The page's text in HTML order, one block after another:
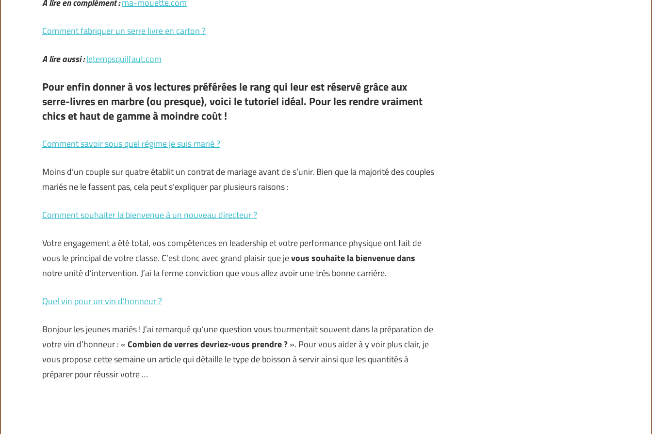
A lire en complément :ma-mouette.com
Comment fabriquer un serre livre en carton ?
A lire aussi :letempsquilfaut.com
Pour enfin donner à vos lectures préférées le rang qui leur est réservé grâce aux
serre-livres en marbre (ou presque), voici le tutoriel idéal. Pour les rendre vraiment
chics et haut de gamme à moindre coût !
Comment savoir sous quel régime je suis marié ?
Moins d’un couple sur quatre établit un contrat de mariage avant de s’unir. Bien que la majorité des couples
mariés ne le fassent pas, cela peut s’expliquer par plusieurs raisons :
Comment souhaiter la bienvenue à un nouveau directeur ?
Votre engagement a été total, vos compétences en leadership et votre performance physique ont fait de
vous le principal de votre classe. C’est donc avec grand plaisir que jevous souhaite la bienvenue dans
notre unité d’intervention. J’ai la ferme conviction que vous allez avoir une très bonne carrière.
Quel vin pour un vin d’honneur ?
Bonjour les jeunes mariés ! J’ai remarqué qu’une question vous tourmentait souvent dans la préparation de
votre vin d’honneur : «Combien de verres devriez-vous prendre ?». Pour vous aider à y voir plus clair, je
vous propose cette semaine un article qui détaille le type de boisson à servir ainsi que les quantités à
préparer pour réussir votre …